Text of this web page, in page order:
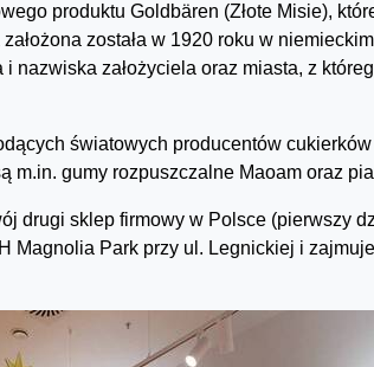
produktu Goldbären (Złote Misie),
została w 1920 roku w
nazwiska założyciela oraz miasta, z
światowych producentów
m.in. gumy rozpuszczalne Maoam oraz
drugi sklep firmowy w Polsce (pierwszy
Magnolia Park przy ul. Legnickiej i